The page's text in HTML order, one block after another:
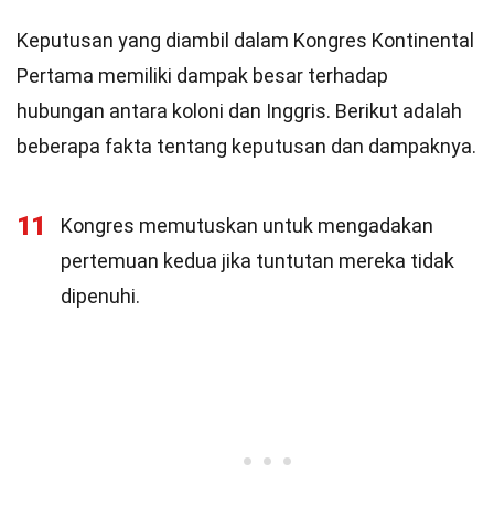
Keputusan yang diambil dalam Kongres Kontinental
Pertama memiliki dampak besar terhadap
hubungan antara koloni dan Inggris. Berikut adalah
beberapa fakta tentang keputusan dan dampaknya.
11
Kongres memutuskan untuk mengadakan
pertemuan kedua jika tuntutan mereka tidak
dipenuhi.